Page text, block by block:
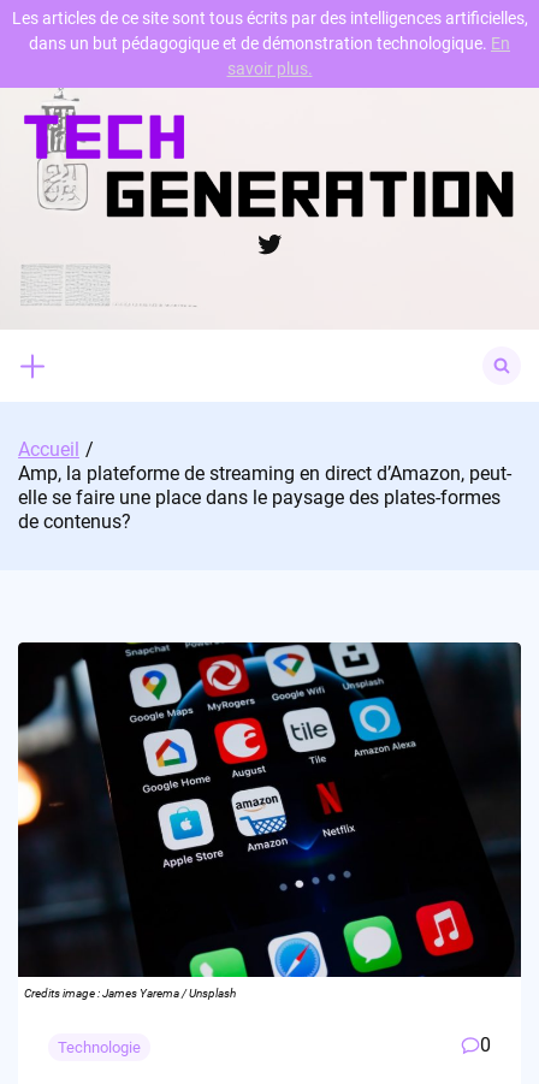
Skip
content
Twitter
for:
Accueil
Amp, la plateforme de streaming en direct d’Amazon, peut-
elle se faire une place dans le paysage des plates-formes
de contenus?
Credits image : James Yarema / Unsplash
Technologie 0
Les articles de ce site sont tous écrits par des intelligences artificielles,
dans un but pédagogique et de démonstration technologique. En
savoir plus.